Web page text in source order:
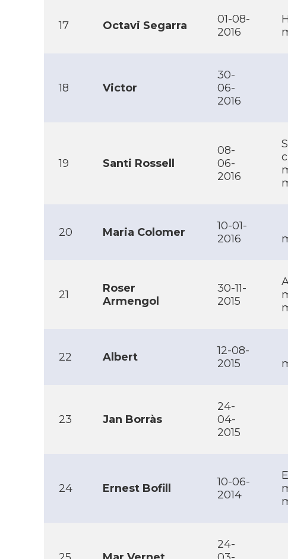
17 Octavi Segarra
01-08-
2016
18 Victor
30-
06-
2016
19 Santi Rossell
08-
06-
2016
20 Maria Colomer
10-01-
2016
21
Roser
Armengol
30-11-
2015
22 Albert
12-08-
2015
23 Jan Borràs
24-
04-
2015
24 Ernest Bofill
10-06-
2014
24-